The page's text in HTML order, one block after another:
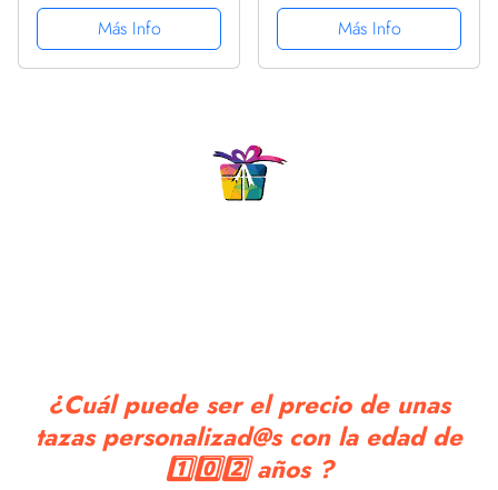
con Capucha
Más Info
abrace - 350 ml - Tazas
con Frases
motivacionales
Más Info
¿Cuál puede ser el precio de unas
tazas personalizad@s con la edad de
1️⃣0️⃣2️⃣ años ?